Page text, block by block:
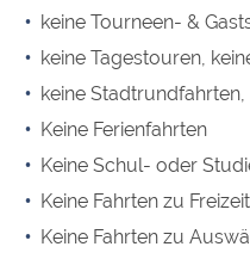
keine Tourneen- &
keine Tagestouren,
keine
Keine Ferienfahrten
Keine Schul- oder
Keine Fahrten zu
Keine Fahrten zu